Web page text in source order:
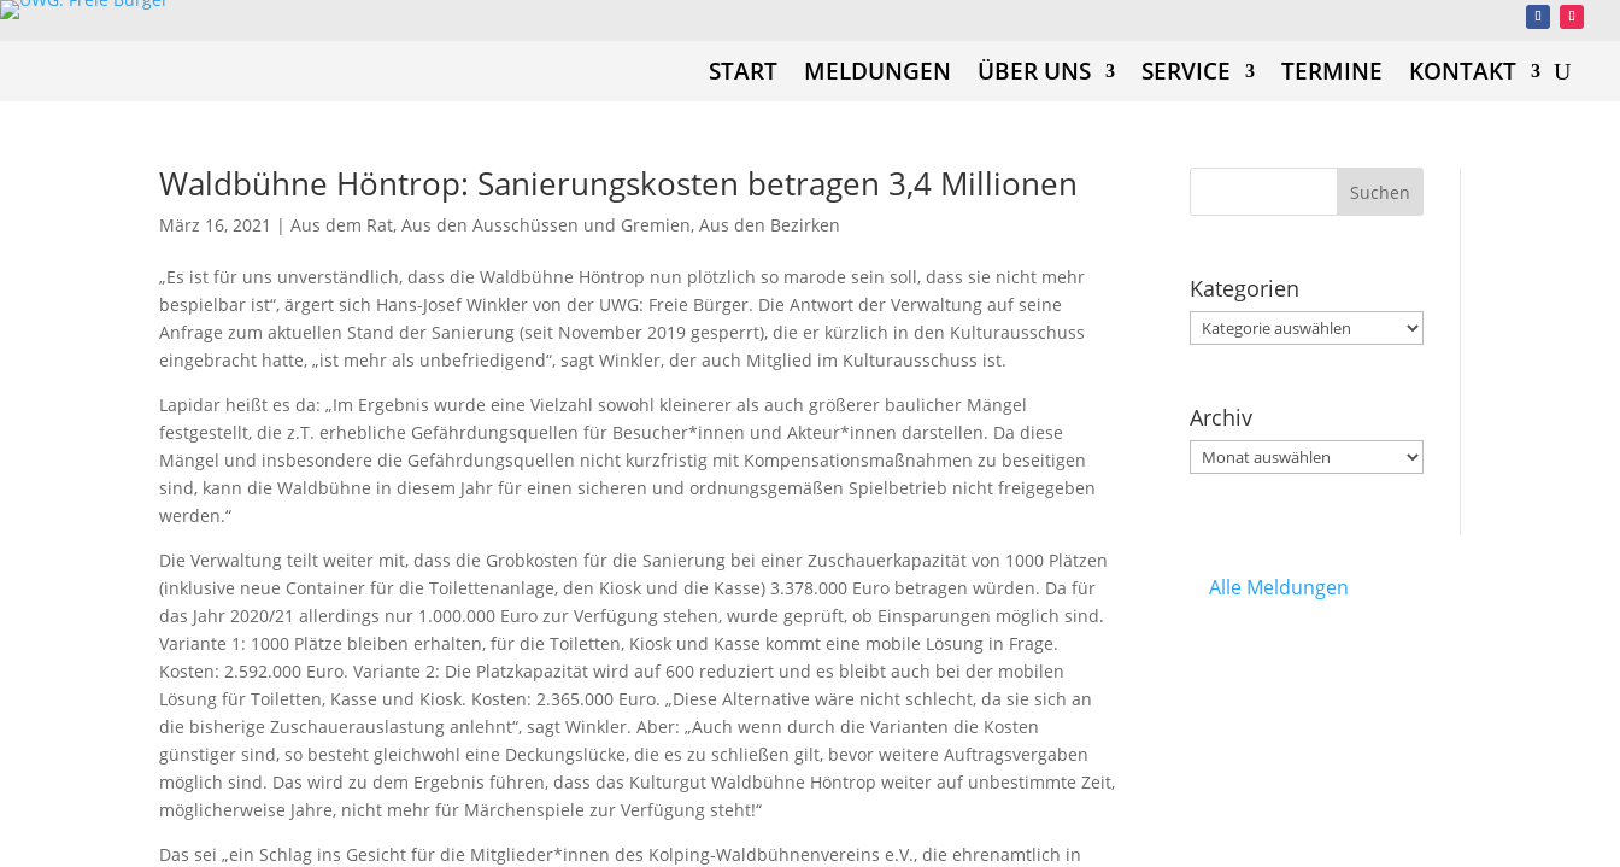
START MELDUNGEN ÜBER UNS SERVICE TERMINE KONTAKT
Waldbühne Höntrop: Sanierungskosten betragen 3,4 Millionen
März 16, 2021 | Aus dem Rat, Aus den Ausschüssen und Gremien, Aus den Bezirken
„Es ist für uns unverständlich, dass die Waldbühne Höntrop nun plötzlich so marode sein soll, dass sie nicht mehr
bespielbar ist“, ärgert sich Hans-Josef Winkler von der UWG: Freie Bürger. Die Antwort der Verwaltung auf seine
Anfrage zum aktuellen Stand der Sanierung (seit November 2019 gesperrt), die er kürzlich in den Kulturausschuss
eingebracht hatte, „ist mehr als unbefriedigend“, sagt Winkler, der auch Mitglied im Kulturausschuss ist.
Lapidar heißt es da: „Im Ergebnis wurde eine Vielzahl sowohl kleinerer als auch größerer baulicher Mängel
festgestellt, die z.T. erhebliche Gefährdungsquellen für Besucher*innen und Akteur*innen darstellen. Da diese
Mängel und insbesondere die Gefährdungsquellen nicht kurzfristig mit Kompensationsmaßnahmen zu beseitigen
sind, kann die Waldbühne in diesem Jahr für einen sicheren und ordnungsgemäßen Spielbetrieb nicht freigegeben
werden.“
Die Verwaltung teilt weiter mit, dass die Grobkosten für die Sanierung bei einer Zuschauerkapazität von 1000 Plätzen
(inklusive neue Container für die Toilettenanlage, den Kiosk und die Kasse) 3.378.000 Euro betragen würden. Da für
das Jahr 2020/21 allerdings nur 1.000.000 Euro zur Verfügung stehen, wurde geprüft, ob Einsparungen möglich sind.
Variante 1: 1000 Plätze bleiben erhalten, für die Toiletten, Kiosk und Kasse kommt eine mobile Lösung in Frage.
Kosten: 2.592.000 Euro. Variante 2: Die Platzkapazität wird auf 600 reduziert und es bleibt auch bei der mobilen
Lösung für Toiletten, Kasse und Kiosk. Kosten: 2.365.000 Euro. „Diese Alternative wäre nicht schlecht, da sie sich an
die bisherige Zuschauerauslastung anlehnt“, sagt Winkler. Aber: „Auch wenn durch die Varianten die Kosten
günstiger sind, so besteht gleichwohl eine Deckungslücke, die es zu schließen gilt, bevor weitere Auftragsvergaben
möglich sind. Das wird zu dem Ergebnis führen, dass das Kulturgut Waldbühne Höntrop weiter auf unbestimmte Zeit,
möglicherweise Jahre, nicht mehr für Märchenspiele zur Verfügung steht!“
Das sei „ein Schlag ins Gesicht für die Mitglieder*innen des Kolping-Waldbühnenvereins e.V., die ehrenamtlich in
Kategorien
Kategorien
Archiv
Archiv
Alle Meldungen